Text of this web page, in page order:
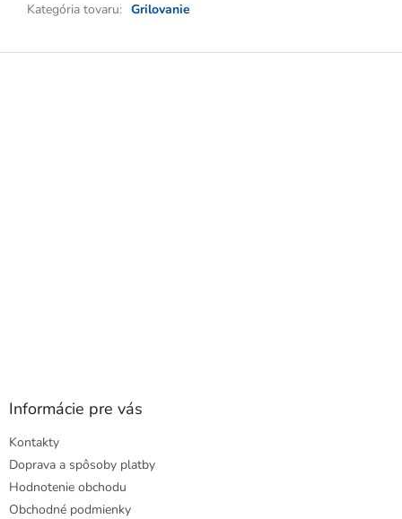
Kategória tovaru: Grilovanie
Z
Informácie pre vás
Kontakty
Doprava a spôsoby platby
Hodnotenie obchodu
Obchodné podmienky